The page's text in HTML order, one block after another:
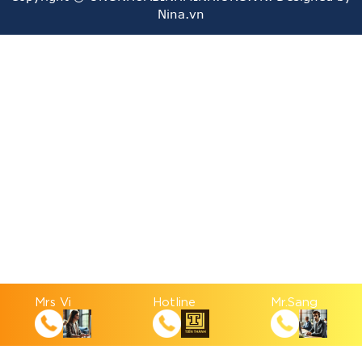
ỐNG NHỰA PVC 400 QUỐC TRUNG
lượng rác thải nhựa và bảo vệ môi trường. Việc tái chế
nhựa giúp giảm áp lực lên tài nguyên tự nhiên và giảm
ô nhiễm.
Nina.vn
Mrs Vi Hotline Mr.Sang